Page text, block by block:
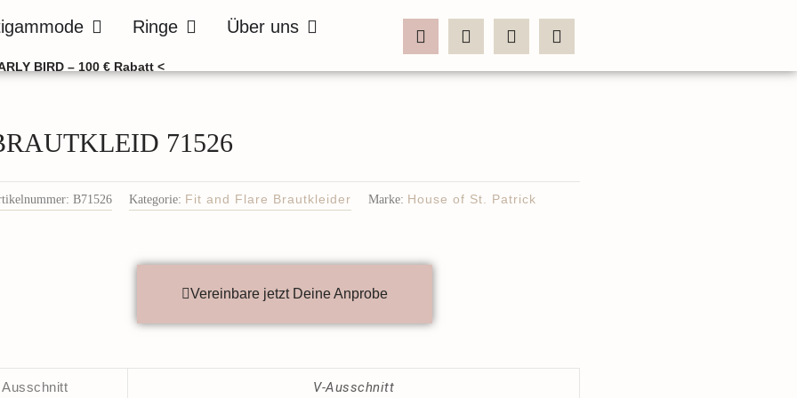
Öffne Bräutigammode
Ringe Öffne RingeÜber uns Öffne Über uns
BIRD – 100 € Rabatt <
71526
B71526 Kategorie: Fit and Flare Brautkleider Marke: House of St. Patrick
Vereinbare jetzt Deine Anprobe
Ausschnitt V-Ausschnitt